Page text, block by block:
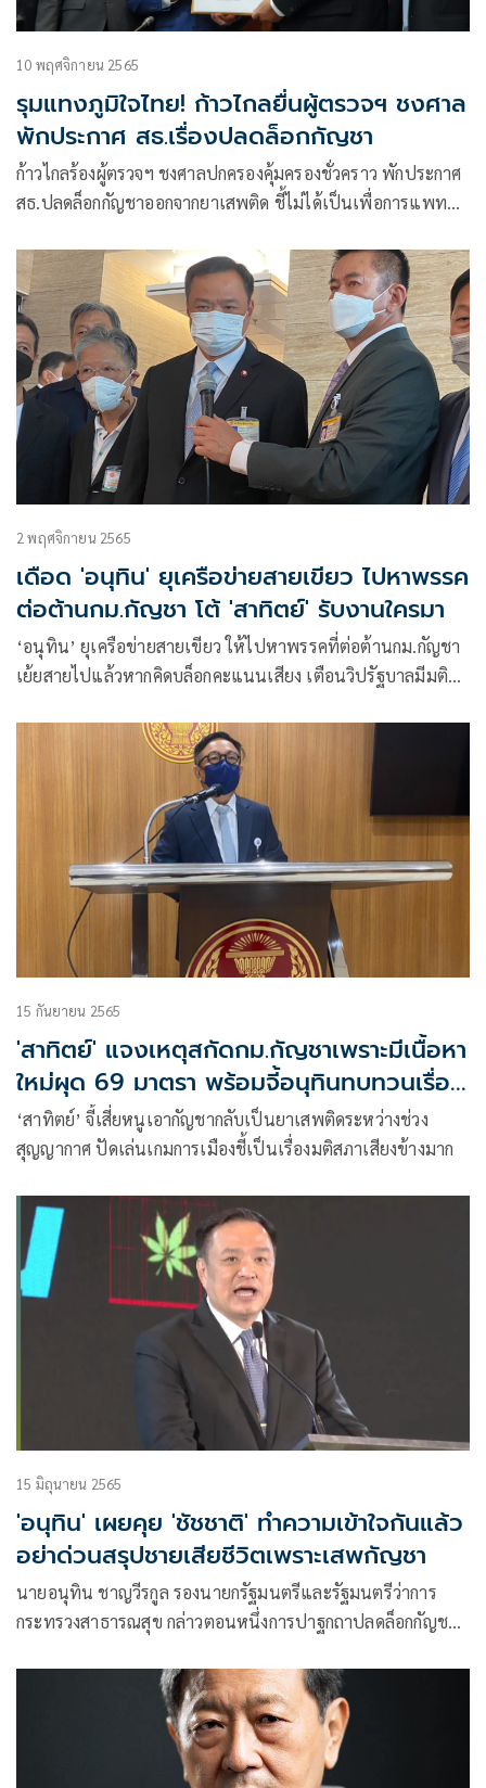
10 พฤศจิกายน 2565
รุมแทงภูมิใจไทย! ก้าวไกลยื่นผู้ตรวจฯ ชงศาล
พักประกาศ สธ.เรื่องปลดล็อกกัญชา
ก้าวไกลร้องผู้ตรวจฯ ชงศาลปกครองคุ้มครองชั่วคราว พักประกาศ
สธ.ปลดล็อกกัญชาออกจากยาเสพติด ชี้ไม่ได้เป็นเพื่อการแพทย์
กัญชง ผ่านสภา
2 พฤศจิกายน 2565
เดือด 'อนุทิน' ยุเครือข่ายสายเขียว ไปหาพรรค
ต่อต้านกม.กัญชา โต้ 'สาทิตย์' รับงานใครมา
‘อนุทิน’ ยุเครือข่ายสายเขียว ให้ไปหาพรรคที่ต่อต้านกม.กัญชา
เย้ยสายไปแล้วหากคิดบล็อกคะแนนเสียง เตือนวิปรัฐบาลมีมติ
งานใครมา ‘บังซุป’ ซัดพรรคเก่าแก่ไม่มีมารยาท
15 กันยายน 2565
'สาทิตย์' แจงเหตุสกัดกม.กัญชาเพราะมีเนื้อหา
ใหม่ผุด 69 มาตรา พร้อมจี้อนุทินทบทวนเรื่อง
ปลดล็อก
‘สาทิตย์’ จี้เสี่ยหนูเอากัญชากลับเป็นยาเสพติดระหว่างช่วง
สุญญากาศ ปัดเล่นเกมการเมืองชี้เป็นเรื่องมติสภาเสียงข้างมาก
15 มิถุนายน 2565
'อนุทิน' เผยคุย 'ชัชชาติ' ทำความเข้าใจกันแล้ว
อย่าด่วนสรุปชายเสียชีวิตเพราะเสพกัญชา
นายอนุทิน ชาญวีรกูล รองนายกรัฐมนตรีและรัฐมนตรีว่าการ
กระทรวงสาธารณสุข กล่าวตอนหนึ่งการปาฐกถาปลดล็อกกัญชา
วันที่ 14 มิ.ย.ที่ผ่านมา มีผู้ใช้กัญชาเกินขนาดจนเสียชีวิต 1 ราย